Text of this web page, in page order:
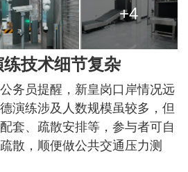
+4
技术细节复杂
务员提醒，新皇岗口岸情况远
演练涉及人数规模虽较多，但
套、疏散安排等，参与者可自
散，顺便做公共交通压力测